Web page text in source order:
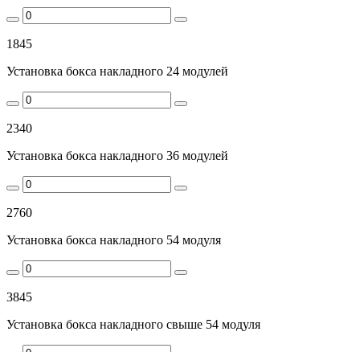
1845
Установка бокса накладного 24 модулей
2340
Установка бокса накладного 36 модулей
2760
Установка бокса накладного 54 модуля
3845
Установка бокса накладного свыше 54 модуля